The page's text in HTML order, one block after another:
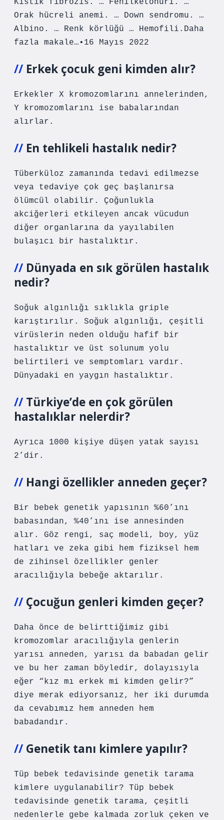
Kistik fibrozis. … Fenilketonüri. …
Orak hücreli anemi. … Down sendromu. …
Albino. … Renk körlüğü … Hemofili.Daha
fazla makale…•16 Mayıs 2022
Erkek çocuk geni kimden alır?
Erkekler X kromozomlarını annelerinden,
Y kromozomlarını ise babalarından
alırlar.
En tehlikeli hastalık nedir?
Tüberküloz zamanında tedavi edilmezse
veya tedaviye çok geç başlanırsa
ölümcül olabilir. Çoğunlukla
akciğerleri etkileyen ancak vücudun
diğer organlarına da yayılabilen
bulaşıcı bir hastalıktır.
Dünyada en sık görülen hastalık
nedir?
Soğuk algınlığı sıklıkla griple
karıştırılır. Soğuk algınlığı, çeşitli
virüslerin neden olduğu hafif bir
hastalıktır ve üst solunum yolu
belirtileri ve semptomları vardır.
Dünyadaki en yaygın hastalıktır.
Türkiye’de en çok görülen
hastalıklar nelerdir?
Ayrıca 1000 kişiye düşen yatak sayısı
2’dir.
Hangi özellikler anneden geçer?
Bir bebek genetik yapısının %60’ını
babasından, %40’ını ise annesinden
alır. Göz rengi, saç modeli, boy, yüz
hatları ve zeka gibi hem fiziksel hem
de zihinsel özellikler genler
aracılığıyla bebeğe aktarılır.
Çocuğun genleri kimden geçer?
Daha önce de belirttiğimiz gibi
kromozomlar aracılığıyla genlerin
yarısı anneden, yarısı da babadan gelir
ve bu her zaman böyledir, dolayısıyla
eğer “kız mı erkek mi kimden gelir?”
diye merak ediyorsanız, her iki durumda
da cevabımız hem anneden hem
babadandır.
Genetik tanı kimlere yapılır?
Tüp bebek tedavisinde genetik tarama
kimlere uygulanabilir? Tüp bebek
tedavisinde genetik tarama, çeşitli
nedenlerle gebe kalmada zorluk çeken ve